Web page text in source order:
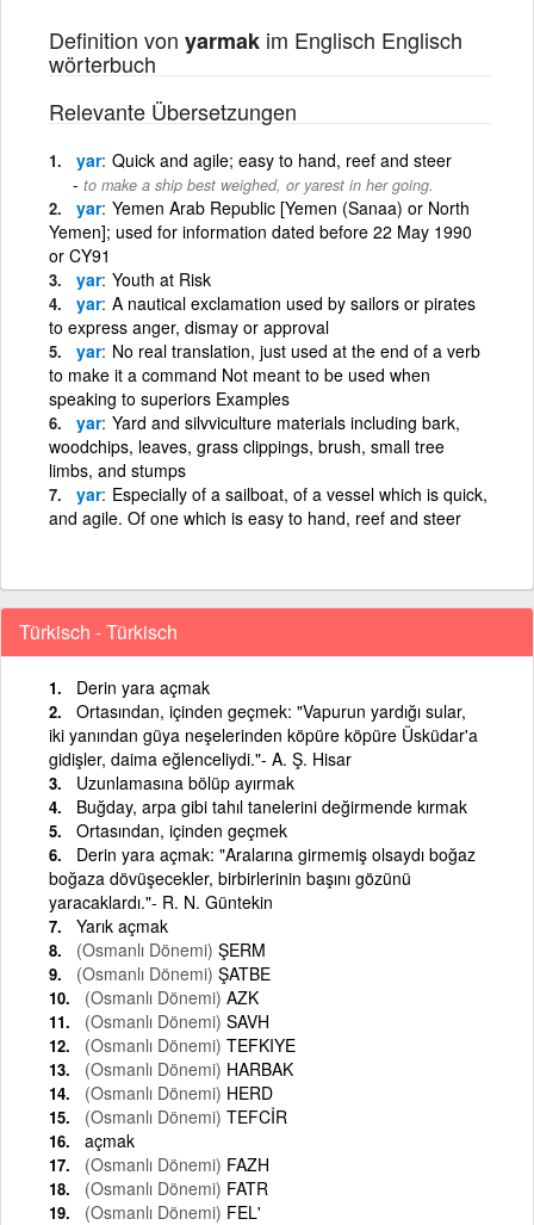
Definition von yarmak im Englisch Englisch
wörterbuch
Relevante Übersetzungen
yar Quick and agile; easy to hand, reef and steer
to make a ship best weighed, or yarest in her going.
yar Yemen Arab Republic [Yemen (Sanaa) or North
Yemen]; used for information dated before 22 May 1990
or CY91
yar Youth at Risk
yar A nautical exclamation used by sailors or pirates
to express anger, dismay or approval
yar No real translation, just used at the end of a verb
to make it a command Not meant to be used when
speaking to superiors Examples
yar Yard and silvviculture materials including bark,
woodchips, leaves, grass clippings, brush, small tree
limbs, and stumps
yar Especially of a sailboat, of a vessel which is quick,
and agile. Of one which is easy to hand, reef and steer
Türkisch - Türkisch
Derin yara açmak
Ortasından, içinden geçmek: "Vapurun yardığı sular,
iki yanından güya neşelerinden köpüre köpüre Üsküdar'a
gidişler, daima eğlenceliydi."- A. Ş. Hisar
Uzunlamasına bölüp ayırmak
Buğday, arpa gibi tahıl tanelerini değirmende kırmak
Ortasından, içinden geçmek
Derin yara açmak: "Aralarına girmemiş olsaydı boğaz
boğaza dövüşecekler, birbirlerinin başını gözünü
yaracaklardı."- R. N. Güntekin
Yarık açmak
(Osmanlı Dönemi) ŞERM
(Osmanlı Dönemi) ŞATBE
(Osmanlı Dönemi) AZK
(Osmanlı Dönemi) SAVH
(Osmanlı Dönemi) TEFKIYE
(Osmanlı Dönemi) HARBAK
(Osmanlı Dönemi) HERD
(Osmanlı Dönemi) TEFCİR
açmak
(Osmanlı Dönemi) FAZH
(Osmanlı Dönemi) FATR
(Osmanlı Dönemi) FEL'